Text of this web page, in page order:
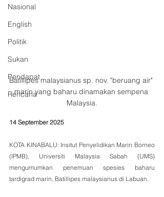
Nasional
English
Politik
Sukan
Pendapat
Rencana
Batillipes malaysianus sp. nov. "beruang air"
marin yang baharu dinamakan sempena
Malaysia.
14 September 2025
KOTA KINABALU: Insitut Penyelidikan Marin Borneo
(IPMB), Universiti Malaysia Sabah (UMS)
mengumumkan penemuan spesies baharu
tardigrad marin, Batillipes malaysianus di Labuan.